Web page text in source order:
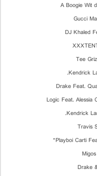
A Boogie Wit
Gucci
DJ Khaled
Tee
Kendrick
Drake Feat.
Logic Feat.
Kendrick
Travis
Playboi Carti
Drake